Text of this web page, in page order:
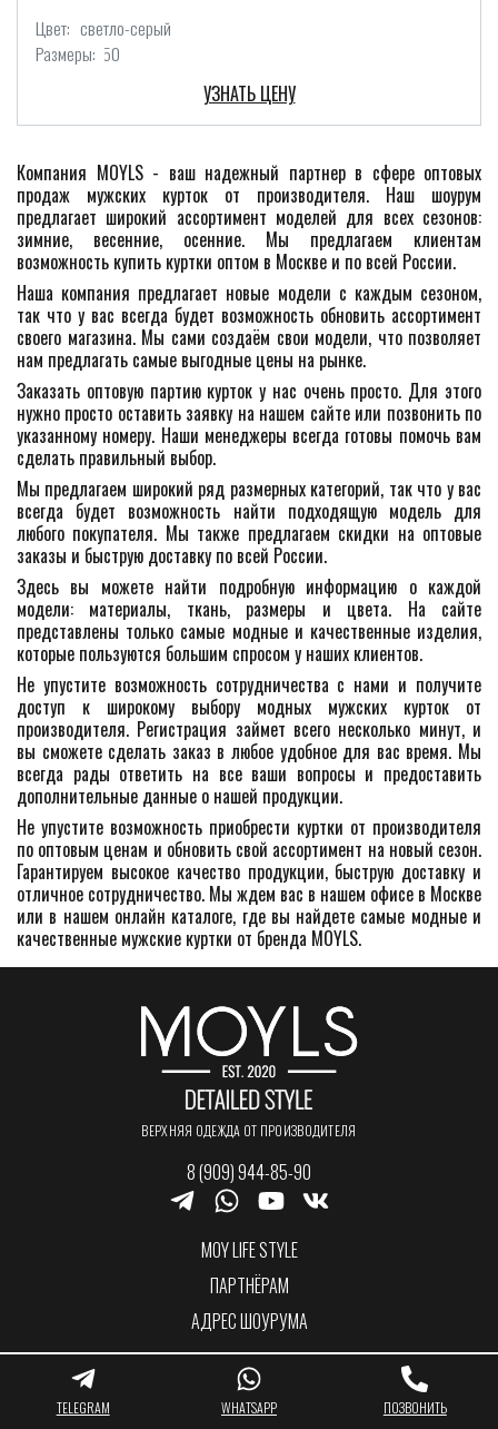
Цвет: светло-серый
Размеры: 50
УЗНАТЬ ЦЕНУ
Компания MOYLS - ваш надежный партнер в сфере оптовых
продаж мужских курток от производителя. Наш шоурум
предлагает широкий ассортимент моделей для всех сезонов:
зимние, весенние, осенние. Мы предлагаем клиентам
возможность купить куртки оптом в Москве и по всей России.
Наша компания предлагает новые модели с каждым сезоном,
так что у вас всегда будет возможность обновить ассортимент
своего магазина. Мы сами создаём свои модели, что позволяет
нам предлагать самые выгодные цены на рынке.
Заказать оптовую партию курток у нас очень просто. Для этого
нужно просто оставить заявку на нашем сайте или позвонить по
указанному номеру. Наши менеджеры всегда готовы помочь вам
сделать правильный выбор.
Мы предлагаем широкий ряд размерных категорий, так что у вас
всегда будет возможность найти подходящую модель для
любого покупателя. Мы также предлагаем скидки на оптовые
заказы и быструю доставку по всей России.
Здесь вы можете найти подробную информацию о каждой
модели: материалы, ткань, размеры и цвета. На сайте
представлены только самые модные и качественные изделия,
которые пользуются большим спросом у наших клиентов.
Не упустите возможность сотрудничества с нами и получите
доступ к широкому выбору модных мужских курток от
производителя. Регистрация займет всего несколько минут, и
вы сможете сделать заказ в любое удобное для вас время. Мы
всегда рады ответить на все ваши вопросы и предоставить
дополнительные данные о нашей продукции.
Не упустите возможность приобрести куртки от производителя
по оптовым ценам и обновить свой ассортимент на новый сезон.
Гарантируем высокое качество продукции, быструю доставку и
отличное сотрудничество. Мы ждем вас в нашем офисе в Москве
или в нашем онлайн каталоге, где вы найдете самые модные и
качественные мужские куртки от бренда MOYLS.
ВЕРХНЯЯ ОДЕЖДА ОТ ПРОИЗВОДИТЕЛЯ
8 (909) 944-85-90
MOY LIFE STYLE
ПАРТНЁРАМ
АДРЕС ШОУРУМА
КАРТА САЙТА
© 2022 ВСЕ ПРАВА ЗАЩИЩЕНЫ.
ПОЛИТИКА КОНФИДЕНЦИАЛЬНОСТИ
TELEGRAM WHATSAPP ПОЗВОНИТЬ